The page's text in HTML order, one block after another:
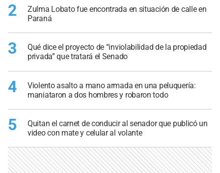
2
Zulma Lobato fue encontrada en situación de calle en
Paraná
3
Qué dice el proyecto de “inviolabilidad de la propiedad
privada” que tratará el Senado
4
Violento asalto a mano armada en una peluquería:
maniataron a dos hombres y robaron todo
5
Quitan el carnet de conducir al senador que publicó un
video con mate y celular al volante